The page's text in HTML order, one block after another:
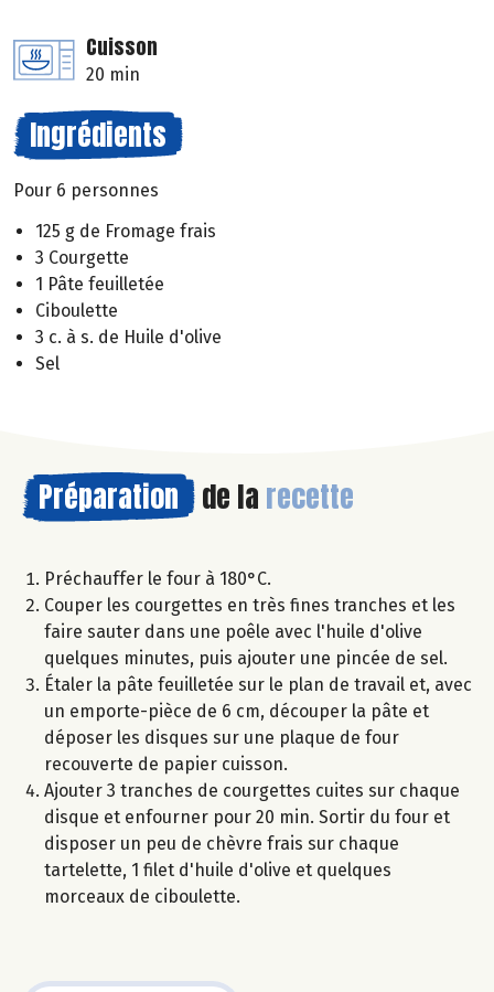
Cuisson
20 min
Ingrédients
Pour 6 personnes
125 g de Fromage frais
3 Courgette
1 Pâte feuilletée
Ciboulette
3 c. à s. de Huile d'olive
Sel
Préparation de la recette
Préchauffer le four à 180°C.
Couper les courgettes en très fines tranches et les
faire sauter dans une poêle avec l'huile d'olive
quelques minutes, puis ajouter une pincée de sel.
Étaler la pâte feuilletée sur le plan de travail et, avec
un emporte-pièce de 6 cm, découper la pâte et
déposer les disques sur une plaque de four
recouverte de papier cuisson.
Ajouter 3 tranches de courgettes cuites sur chaque
disque et enfourner pour 20 min. Sortir du four et
disposer un peu de chèvre frais sur chaque
tartelette, 1 filet d'huile d'olive et quelques
morceaux de ciboulette.